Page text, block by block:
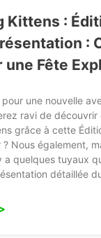
Kittens :
:
une Fête
une nouvelle
ravi de
grâce à cette
Nous également,
a quelques tuyaux
détaillée